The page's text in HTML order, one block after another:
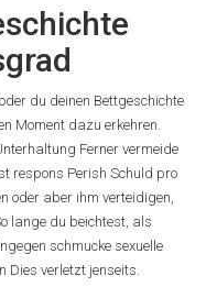
du deinen Bettgeschichte
Moment dazu erkehren.
Ferner vermeide
respons Perish Schuld pro
oder aber ihm verteidigen,
lange du beichtest, als
schmucke sexuelle
Dies verletzt jenseits.